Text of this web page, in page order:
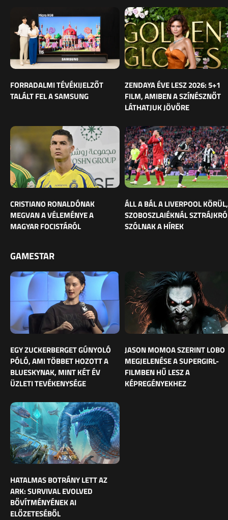
FORRADALMI TÉVÉKIJELZŐT
TALÁLT FEL A SAMSUNG
ZENDAYA ÉVE LESZ 2026: 5+1
FILM, AMIBEN A SZÍNÉSZNŐT
LÁTHATJUK JÖVŐRE
CRISTIANO RONALDÓNAK
MEGVAN A VÉLEMÉNYE A
MAGYAR FOCISTÁRÓL
ÁLL A BÁL A LIVERPOOL KÖRÜL,
SZOBOSZLAIÉKNÁL
SZÓLNAK A HÍREK
GAMESTAR
EGY ZUCKERBERGET GÚNYOLÓ
PÓLÓ, AMI TÖBBET HOZOTT A
BLUESKYNAK, MINT KÉT ÉV
ÜZLETI TEVÉKENYSÉGE
JASON MOMOA SZERINT LOBO
MEGJELENÉSE A SUPERGIRL-
FILMBEN HŰ LESZ A
KÉPREGÉNYEKHEZ
HATALMAS BOTRÁNY LETT AZ
ARK: SURVIVAL EVOLVED
BŐVÍTMÉNYÉNEK AI
ELŐZETESÉBŐL